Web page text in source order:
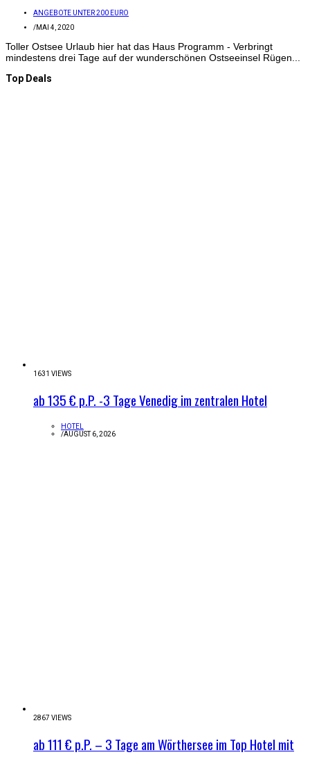
ANGEBOTE UNTER 200 EURO
/MAI 4, 2020
Toller Ostsee Urlaub hier hat das Haus Programm - Verbringt
mindestens drei Tage auf der wunderschönen Ostseeinsel Rügen...
Top Deals
1631 VIEWS
ab 135 € p.P. -3 Tage Venedig im zentralen Hotel
HOTEL
/AUGUST 6, 2026
2867 VIEWS
ab 111 € p.P. – 3 Tage am Wörthersee im Top Hotel mit